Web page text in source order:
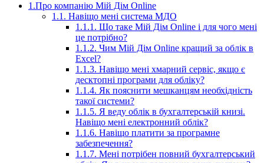
1.Про компанію Мій Дім Online
1.1. Навіщо мені система МДО
1.1.1. Що таке Мій Дім Online і для чого мені
це потрібно?
1.1.2. Чим Мій Дім Online кращий за облік в
Excel?
1.1.3. Навіщо мені хмарний сервіс, якщо є
десктопні програми для обліку?
1.1.4. Як пояснити мешканцям необхідність
такої системи?
1.1.5. Я веду облік в бухгалтерській книзі.
Навіщо мені електронний облік?
1.1.6. Навіщо платити за програмне
забезпечення?
1.1.7. Мені потрібен повний бухгалтерський